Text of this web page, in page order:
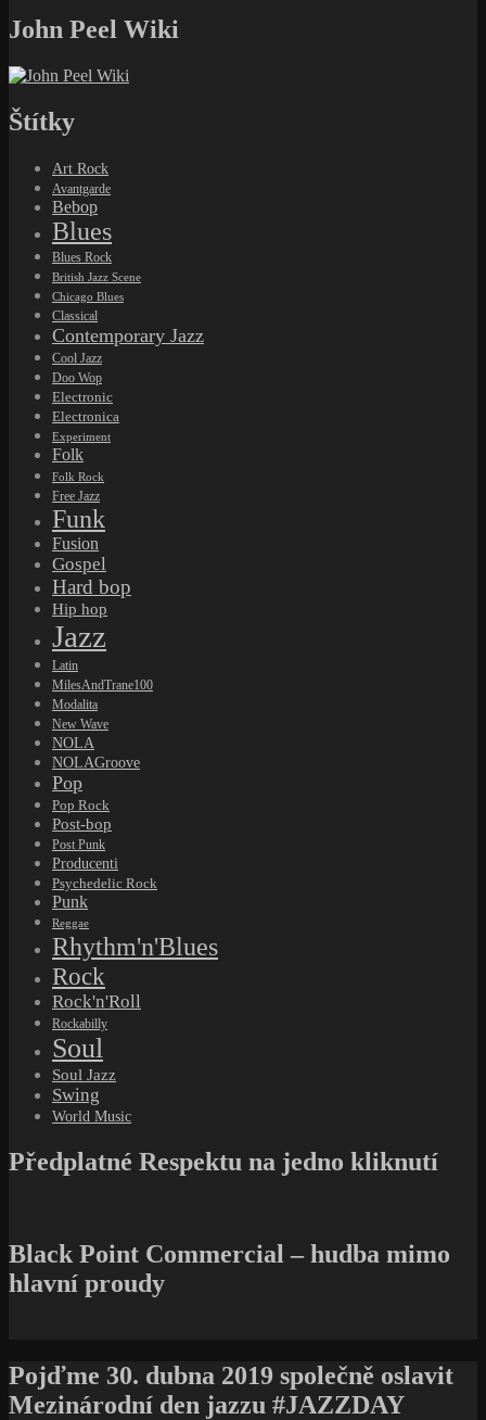
John Peel Wiki
Štítky
Art Rock
Avantgarde
Bebop
Blues
Blues Rock
British Jazz Scene
Chicago Blues
Classical
Contemporary Jazz
Cool Jazz
Doo Wop
Electronic
Electronica
Experiment
Folk
Folk Rock
Free Jazz
Funk
Fusion
Gospel
Hard bop
Hip hop
Jazz
Latin
MilesAndTrane100
Modalita
New Wave
NOLA
NOLAGroove
Pop
Pop Rock
Post-bop
Post Punk
Producenti
Psychedelic Rock
Punk
Reggae
Rhythm'n'Blues
Rock
Rock'n'Roll
Rockabilly
Soul
Soul Jazz
Swing
World Music
Předplatné Respektu na jedno kliknutí
Black Point Commercial – hudba mimo
hlavní proudy
Pojďme 30. dubna 2019 společně oslavit
Mezinárodní den jazzu #JAZZDAY